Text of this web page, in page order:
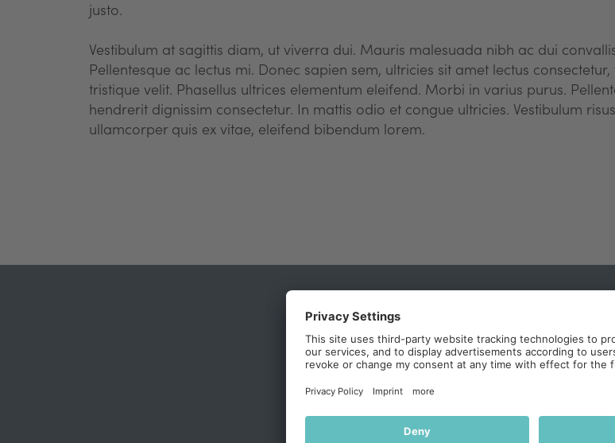
justo.
Vestibulum at sagittis diam, ut viverra dui. Mauris malesuada nibh ac dui
Pellentesque ac lectus mi. Donec sapien sem, ultricies sit amet lectus consectetur,
tristique velit. Phasellus ultrices elementum eleifend. Morbi in varius purus.
hendrerit dignissim consectetur. In mattis odio et congue ultricies. Vestibulum
ullamcorper quis ex vitae, eleifend bibendum lorem.